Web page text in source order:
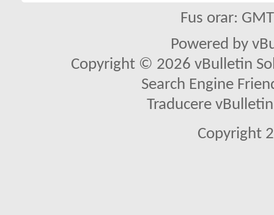
Fus orar:
Powered by
Copyright © 2026 vBulletin
Search Engine
Traducere
Copyright